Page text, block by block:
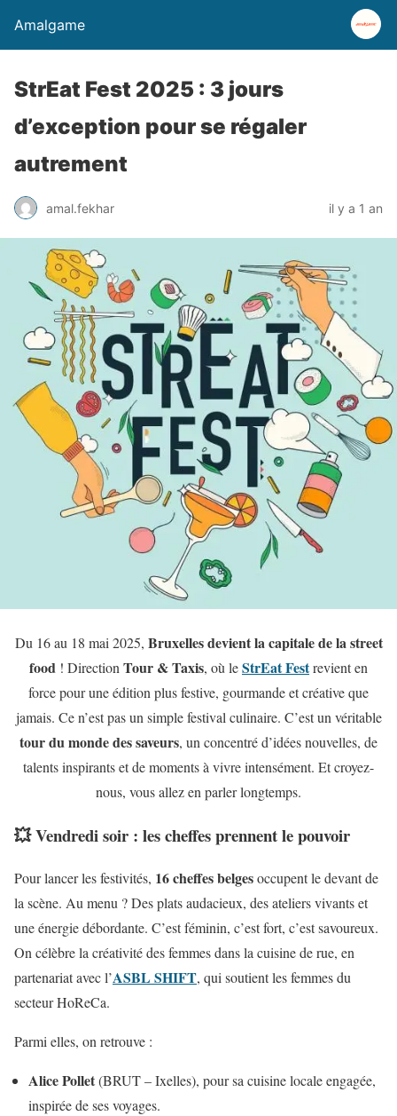
Amalgame
StrEat Fest 2025 : 3 jours
d’exception pour se régaler
autrement
amal.fekhar il y a 1 an
Du 16 au 18 mai 2025, Bruxelles devient la capitale de la street
food ! Direction Tour & Taxis, où leStrEat Festrevient en
force pour une édition plus festive, gourmande et créative que
jamais. Ce n’est pas un simple festival culinaire. C’est un véritable
tour du monde des saveurs, un concentré d’idées nouvelles, de
talents inspirants et de moments à vivre intensément. Et croyez-
nous, vous allez en parler longtemps.
💥 Vendredi soir : les cheffes prennent le pouvoir
Pour lancer les festivités, 16 cheffes belgesoccupent le devant de
la scène. Au menu ? Des plats audacieux, des ateliers vivants et
une énergie débordante. C’est féminin, c’est fort, c’est savoureux.
On célèbre la créativité des femmes dans la cuisine de rue, en
partenariat avec l’ASBL SHIFT, qui soutient les femmes du
secteur HoReCa.
Parmi elles, on retrouve :
Alice Pollet(BRUT – Ixelles), pour sa cuisine locale engagée,
inspirée de ses voyages.